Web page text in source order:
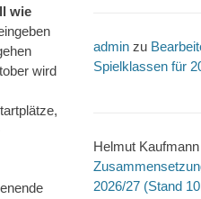
wie
wird
admin zu
Spielklassen für
Helmut Kaufmann
2026/27 (Stand